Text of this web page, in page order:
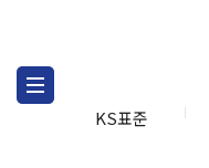
KS표준